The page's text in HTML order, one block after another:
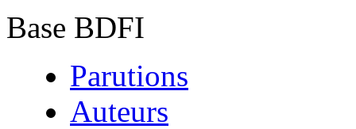
Base BDFI
Parutions
Auteurs